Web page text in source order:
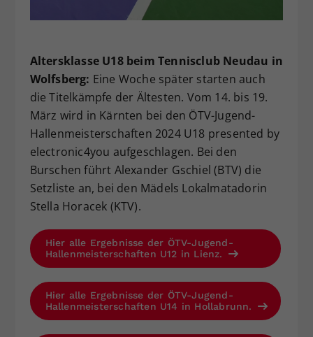
Altersklasse U18 beim Tennisclub Neudau in
Wolfsberg: Eine Woche später starten auch
die Titelkämpfe der Ältesten. Vom 14. bis 19.
März wird in Kärnten bei den ÖTV-Jugend-
Hallenmeisterschaften 2024 U18 presented by
electronic4you aufgeschlagen. Bei den
Burschen führt Alexander Gschiel (BTV) die
Setzliste an, bei den Mädels Lokalmatadorin
Stella Horacek (KTV).
Hier alle Ergebnisse der ÖTV-Jugend-
Hallenmeisterschaften U12 in Lienz.
Hier alle Ergebnisse der ÖTV-Jugend-
Hallenmeisterschaften U14 in Hollabrunn.